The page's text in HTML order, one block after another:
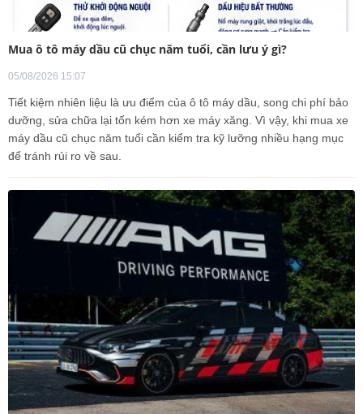
Mua ô tô máy dầu cũ chục năm tuổi, cần lưu ý gì?
05/08/2026 15:07
Tiết kiệm nhiên liệu là ưu điểm của ô tô máy dầu, song chi phí bảo
dưỡng, sửa chữa lại tốn kém hơn xe máy xăng. Vì vậy, khi mua xe
máy dầu cũ chục năm tuổi cần kiểm tra kỹ lưỡng nhiều hạng mục
để tránh rủi ro về sau.